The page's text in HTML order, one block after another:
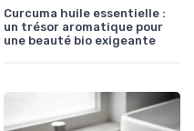
Curcuma huile essentielle :
un trésor aromatique pour
une beauté bio exigeante